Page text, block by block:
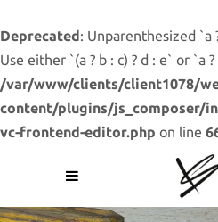
Deprecated: Unparenthesized `a
Use either `(a ? b : c) ? d : e` or `a
/var/www/clients/client1078/
content/plugins/js_composer/
vc-frontend-editor.php on line